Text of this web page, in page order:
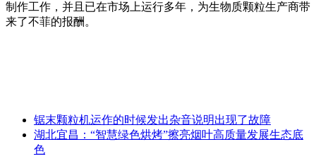
制作工作，并且已在市场上运行多年，为生物质颗粒生产商带
来了不菲的报酬。
锯末颗粒机运作的时候发出杂音说明出现了故障
湖北宜昌：“智慧绿色烘烤”擦亮烟叶高质量发展生态底
色